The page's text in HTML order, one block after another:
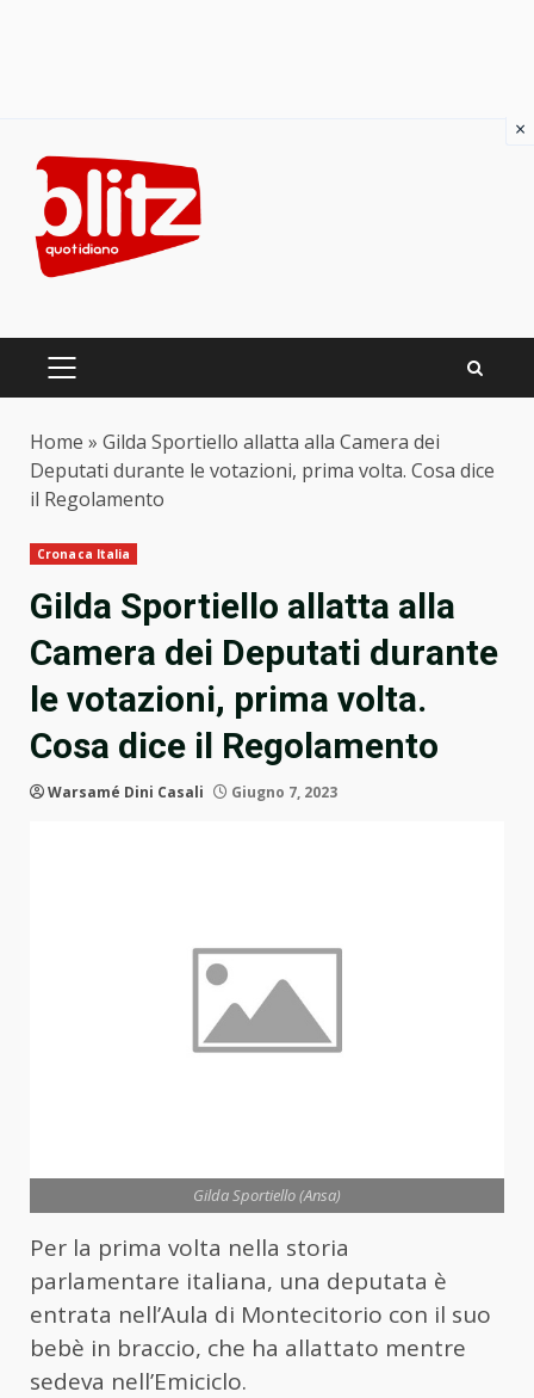
content
PRIMARY
Home » Gilda Sportiello allatta alla Camera dei
Deputati durante le votazioni, prima volta. Cosa dice
il Regolamento
Cronaca Italia
Gilda Sportiello allatta alla
Camera dei Deputati durante
le votazioni, prima volta.
Cosa dice il Regolamento
Warsamé Dini Casali Giugno 7, 2023
Gilda Sportiello (Ansa)
Per la prima volta nella storia
parlamentare italiana, una deputata è
entrata nell’Aula di Montecitorio con il suo
bebè in braccio, che ha allattato mentre
sedeva nell’Emiciclo.
×